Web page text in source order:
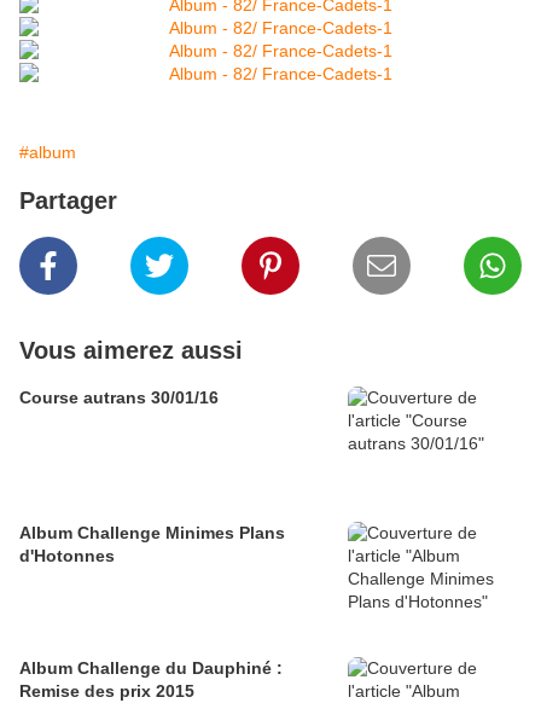
#album
Partager
Vous aimerez aussi
Course autrans 30/01/16
Album Challenge Minimes Plans
d'Hotonnes
Album Challenge du Dauphiné :
Remise des prix 2015